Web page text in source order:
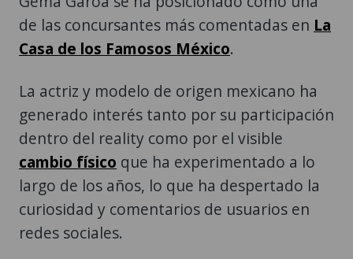
de las concursantes más comentadas en La
Casa de los Famosos México.
La actriz y modelo de origen mexicano ha
generado interés tanto por su participación
dentro del reality como por el visible
cambio físico que ha experimentado a lo
largo de los años, lo que ha despertado la
curiosidad y comentarios de usuarios en
redes sociales.